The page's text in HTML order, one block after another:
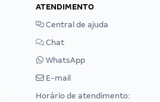
ATENDIMENTO
Central de ajuda
Chat
WhatsApp
E-mail
Horário de atendimento: